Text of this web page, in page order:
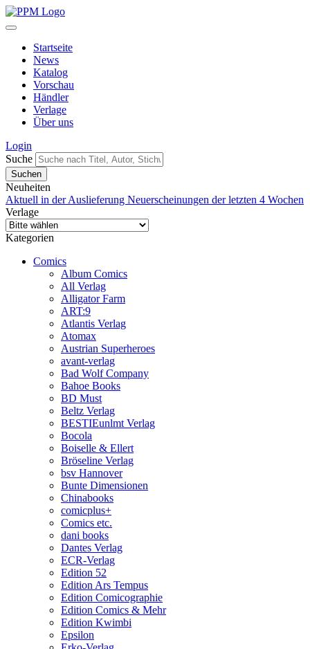
Startseite
News
Katalog
Vorschau
Händler
Verlage
Über uns
Login
Suche
Neuheiten
Aktuell in der Auslieferung Neuerscheinungen der letzten 4 Wochen
Verlage
Kategorien
Comics
Album Comics
All Verlag
Alligator Farm
ART:9
Atlantis Verlag
Atomax
Austrian Superheroes
avant-verlag
Bad Wolf Company
Bahoe Books
BD Must
Beltz Verlag
BESTIEunlmt Verlag
Bocola
Boiselle & Ellert
Bröseline Verlag
bsv Hannover
Bunte Dimensionen
Chinabooks
comicplus+
Comics etc.
dani books
Dantes Verlag
ECR-Verlag
Edition 52
Edition Ars Tempus
Edition Comicographie
Edition Comics & Mehr
Edition Kwimbi
Epsilon